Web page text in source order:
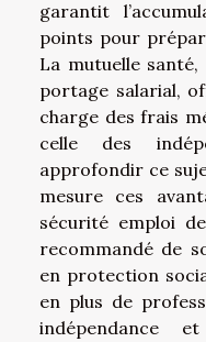
garantit
points pour
La mutuelle
portage salarial,
charge des frais
celle des
approfondir ce
mesure ces
sécurité emploi
recommandé de
en protection
en plus de
indépendance